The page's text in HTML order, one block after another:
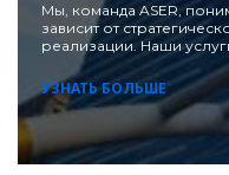
Мы, команда ASER,
зависит от
реализации. Наши
УЗНАТЬ БОЛЬШЕ